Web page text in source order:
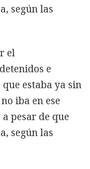
según las
el
e
estaba ya sin
iba en ese
pesar de que
según las